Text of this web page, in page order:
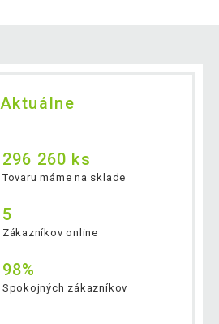
Aktuálne
296 260 ks
Tovaru máme na sklade
5
Zákazníkov online
98%
Spokojných zákazníkov